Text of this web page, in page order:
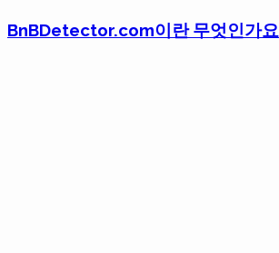
BnBDetector.com이란 무엇인가